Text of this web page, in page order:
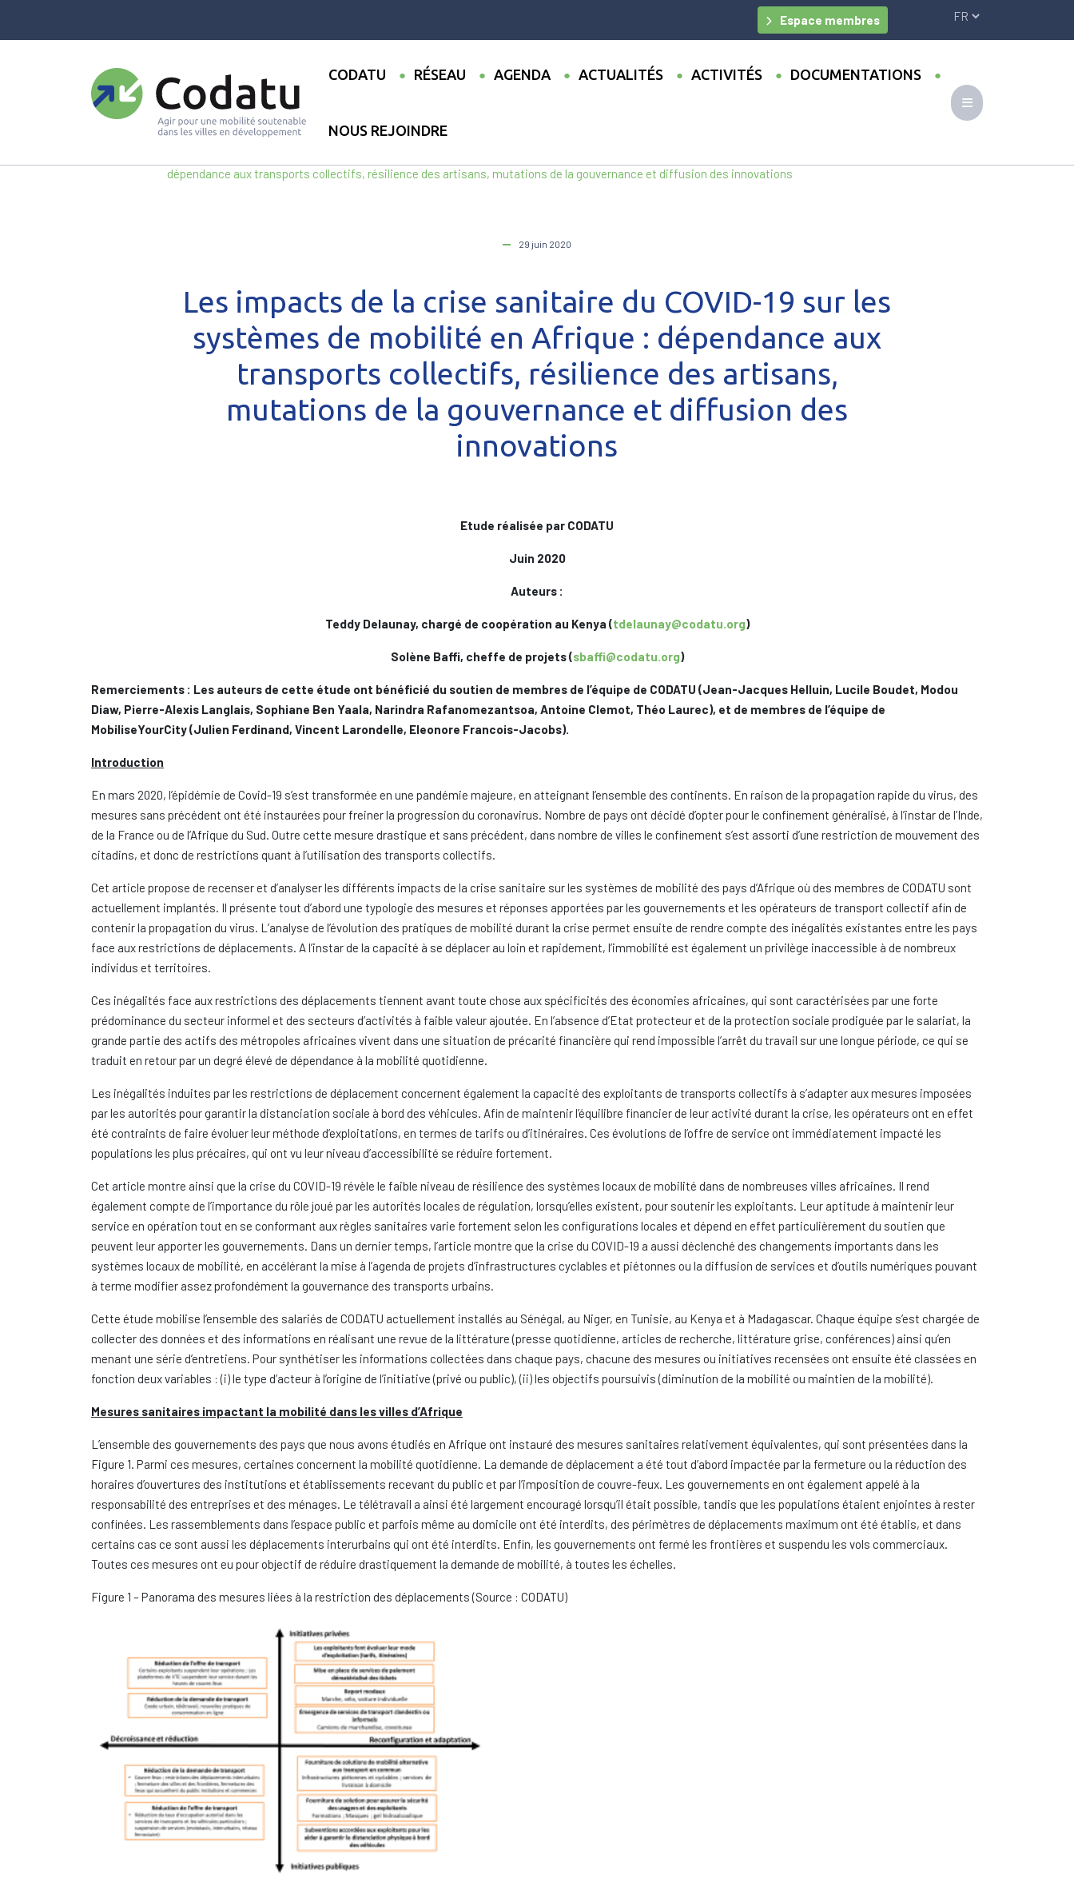
Espace membres
CODATU RÉSEAU AGENDA ACTUALITÉS ACTIVITÉS DOCUMENTATIONS
NOUS REJOINDRE
dépendance aux transports collectifs, résilience des artisans, mutations de la gouvernance et diffusion des innovations
29 juin 2020
Les impacts de la crise sanitaire du COVID-19 sur les
systèmes de mobilité en Afrique : dépendance aux
transports collectifs, résilience des artisans,
mutations de la gouvernance et diffusion des
innovations
Etude réalisée par CODATU
Juin 2020
Auteurs :
Teddy Delaunay, chargé de coopération au Kenya (tdelaunay@codatu.org)
Solène Baffi, cheffe de projets (sbaffi@codatu.org)
Remerciements : Les auteurs de cette étude ont bénéficié du soutien de membres de l’équipe de CODATU (Jean-Jacques Helluin, Lucile Boudet, Modou
Diaw, Pierre-Alexis Langlais, Sophiane Ben Yaala, Narindra Rafanomezantsoa, Antoine Clemot, Théo Laurec), et de membres de l’équipe de
MobiliseYourCity (Julien Ferdinand, Vincent Larondelle, Eleonore Francois-Jacobs).
Introduction
En mars 2020, l’épidémie de Covid-19 s’est transformée en une pandémie majeure, en atteignant l’ensemble des continents. En raison de la propagation rapide du virus, des
mesures sans précédent ont été instaurées pour freiner la progression du coronavirus. Nombre de pays ont décidé d’opter pour le confinement généralisé, à l’instar de l’Inde,
de la France ou de l’Afrique du Sud. Outre cette mesure drastique et sans précédent, dans nombre de villes le confinement s’est assorti d’une restriction de mouvement des
citadins, et donc de restrictions quant à l’utilisation des transports collectifs.
Cet article propose de recenser et d’analyser les différents impacts de la crise sanitaire sur les systèmes de mobilité des pays d’Afrique où des membres de CODATU sont
actuellement implantés. Il présente tout d’abord une typologie des mesures et réponses apportées par les gouvernements et les opérateurs de transport collectif afin de
contenir la propagation du virus. L’analyse de l’évolution des pratiques de mobilité durant la crise permet ensuite de rendre compte des inégalités existantes entre les pays
face aux restrictions de déplacements. A l’instar de la capacité à se déplacer au loin et rapidement, l’immobilité est également un privilège inaccessible à de nombreux
individus et territoires.
Ces inégalités face aux restrictions des déplacements tiennent avant toute chose aux spécificités des économies africaines, qui sont caractérisées par une forte
prédominance du secteur informel et des secteurs d’activités à faible valeur ajoutée. En l’absence d’Etat protecteur et de la protection sociale prodiguée par le salariat, la
grande partie des actifs des métropoles africaines vivent dans une situation de précarité financière qui rend impossible l’arrêt du travail sur une longue période, ce qui se
traduit en retour par un degré élevé de dépendance à la mobilité quotidienne.
Les inégalités induites par les restrictions de déplacement concernent également la capacité des exploitants de transports collectifs à s’adapter aux mesures imposées
par les autorités pour garantir la distanciation sociale à bord des véhicules. Afin de maintenir l’équilibre financier de leur activité durant la crise, les opérateurs ont en effet
été contraints de faire évoluer leur méthode d’exploitations, en termes de tarifs ou d’itinéraires. Ces évolutions de l’offre de service ont immédiatement impacté les
populations les plus précaires, qui ont vu leur niveau d’accessibilité se réduire fortement.
Cet article montre ainsi que la crise du COVID-19 révèle le faible niveau de résilience des systèmes locaux de mobilité dans de nombreuses villes africaines. Il rend
également compte de l’importance du rôle joué par les autorités locales de régulation, lorsqu’elles existent, pour soutenir les exploitants. Leur aptitude à maintenir leur
service en opération tout en se conformant aux règles sanitaires varie fortement selon les configurations locales et dépend en effet particulièrement du soutien que
peuvent leur apporter les gouvernements. Dans un dernier temps, l’article montre que la crise du COVID-19 a aussi déclenché des changements importants dans les
systèmes locaux de mobilité, en accélérant la mise à l’agenda de projets d’infrastructures cyclables et piétonnes ou la diffusion de services et d’outils numériques pouvant
à terme modifier assez profondément la gouvernance des transports urbains.
Cette étude mobilise l’ensemble des salariés de CODATU actuellement installés au Sénégal, au Niger, en Tunisie, au Kenya et à Madagascar. Chaque équipe s’est chargée de
collecter des données et des informations en réalisant une revue de la littérature (presse quotidienne, articles de recherche, littérature grise, conférences) ainsi qu’en
menant une série d’entretiens. Pour synthétiser les informations collectées dans chaque pays, chacune des mesures ou initiatives recensées ont ensuite été classées en
fonction deux variables : (i) le type d’acteur à l’origine de l’initiative (privé ou public), (ii) les objectifs poursuivis (diminution de la mobilité ou maintien de la mobilité).
Mesures sanitaires impactant la mobilité dans les villes d’Afrique
L’ensemble des gouvernements des pays que nous avons étudiés en Afrique ont instauré des mesures sanitaires relativement équivalentes, qui sont présentées dans la
Figure 1. Parmi ces mesures, certaines concernent la mobilité quotidienne. La demande de déplacement a été tout d’abord impactée par la fermeture ou la réduction des
horaires d’ouvertures des institutions et établissements recevant du public et par l’imposition de couvre-feux. Les gouvernements en ont également appelé à la
responsabilité des entreprises et des ménages. Le télétravail a ainsi été largement encouragé lorsqu’il était possible, tandis que les populations étaient enjointes à rester
confinées. Les rassemblements dans l’espace public et parfois même au domicile ont été interdits, des périmètres de déplacements maximum ont été établis, et dans
certains cas ce sont aussi les déplacements interurbains qui ont été interdits. Enfin, les gouvernements ont fermé les frontières et suspendu les vols commerciaux.
Toutes ces mesures ont eu pour objectif de réduire drastiquement la demande de mobilité, à toutes les échelles.
Figure 1 – Panorama des mesures liées à la restriction des déplacements (Source : CODATU)